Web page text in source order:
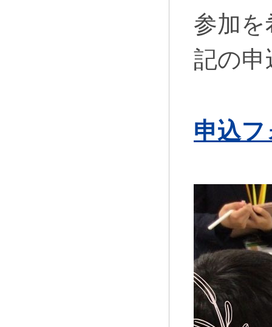
参加
記の
申込